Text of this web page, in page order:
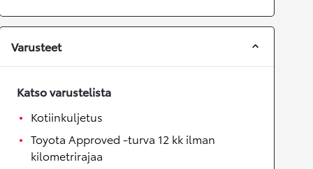
Varusteet
Katso varustelista
Kotiinkuljetus
Toyota Approved -turva 12 kk ilman
kilometrirajaa